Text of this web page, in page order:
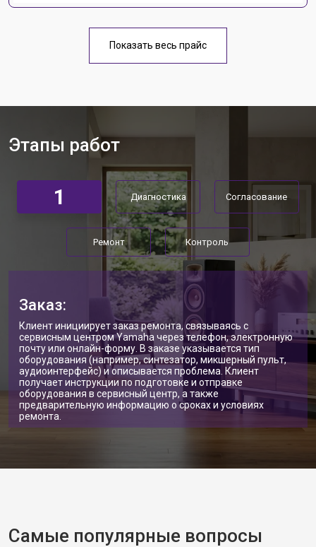
Показать весь прайс
Этапы работ
1 Диагностика Согласование
Ремонт Контроль
Заказ:
Клиент инициирует заказ ремонта, связываясь с
сервисным центром Yamaha через телефон, электронную
почту или онлайн-форму. В заказе указывается тип
оборудования (например, синтезатор, микшерный пульт,
аудиоинтерфейс) и описывается проблема. Клиент
получает инструкции по подготовке и отправке
оборудования в сервисный центр, а также
предварительную информацию о сроках и условиях
ремонта.
Самые популярные вопросы